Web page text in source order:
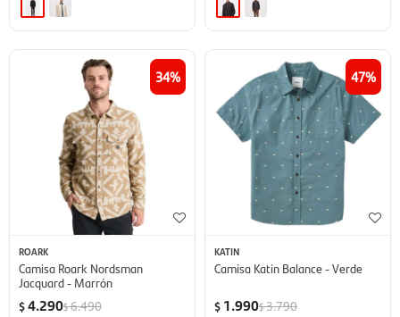
34
ROARK
Camisa Roark Nordsman
Jacquard - Marrón
$4.290$6.490
47
KATIN
Camisa Katin Balance - Verde
$ 1.990$3.790